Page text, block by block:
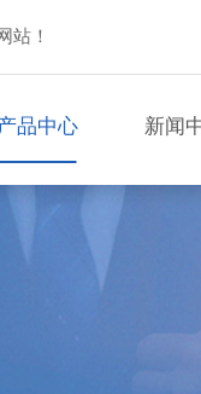
站！
品中心 新闻